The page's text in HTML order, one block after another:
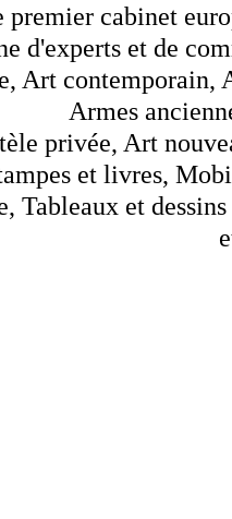
premier cabinet
d'experts et de
Art contemporain,
Armes
privée, Art
et livres,
Tableaux et